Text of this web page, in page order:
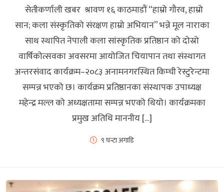
सेतीकर्णाली खबर श्रावण १६ काठमाडौं “हाम्रो गौरव, हाम्रो
सान; कला संस्कृतिको संरक्षण हाम्रो अभियान” भन्ने मूल नाराका
साथ स्थापित नेपाली कला सांस्कृतिक प्रतिष्ठान को दोस्रो
वार्षिकोत्सवका अवसरमा आयोजित चियापान तथा संस्थागत
अन्तरसंवाद कार्यक्रम–२०८३ अनामनगरस्थित किम्ची रेस्टुरेन्टमा
सम्पन्न भएको छ। कार्यक्रम प्रतिष्ठानका संस्थापक उपाध्यक्ष
महेन्द्र मल्ल को अध्यक्षतामा सम्पन्न भएको थियो। कार्यक्रमका
प्रमुख अतिथि माननीय […]
९ घन्टा अगाडि